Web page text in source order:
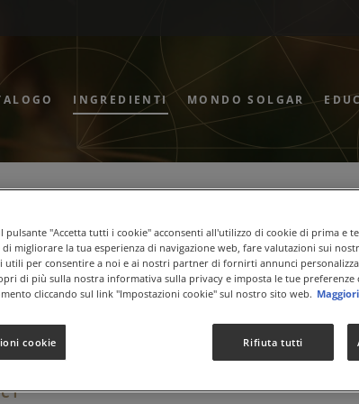
INGREDIENTI MONDO SOLGAR
al normale funzionamento del sistema nervoso e alla
pulsante "Accetta tutti i cookie" acconsenti all'utilizzo di cookie di prima e
di migliorare la tua esperienza di navigazione web, fare valutazioni sui
utili per consentire a noi e ai nostri partner di fornirti annunci
di più sulla nostra informativa sulla privacy e imposta le tue preferenze
cliccando sul link "Impostazioni cookie" sul nostro sito web.
cookie Rifiuta tutti